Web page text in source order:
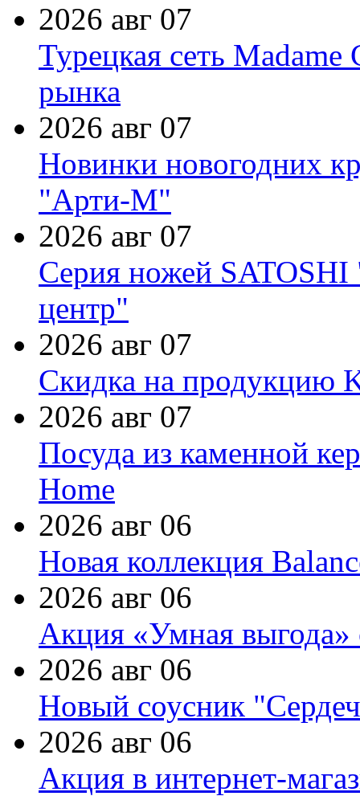
2026 авг 07
Турецкая сеть Madame
рынка
2026 авг 07
Новинки новогодних
"Арти-М"
2026 авг 07
Серия ножей
центр"
2026 авг 07
Скидка на продукцию
2026 авг 07
Посуда из каменной
Home
2026 авг 06
Новая коллекция
2026 авг 06
Акция «Умная выгода»
2026 авг 06
Новый соусник
2026 авг 06
Акция в интернет-